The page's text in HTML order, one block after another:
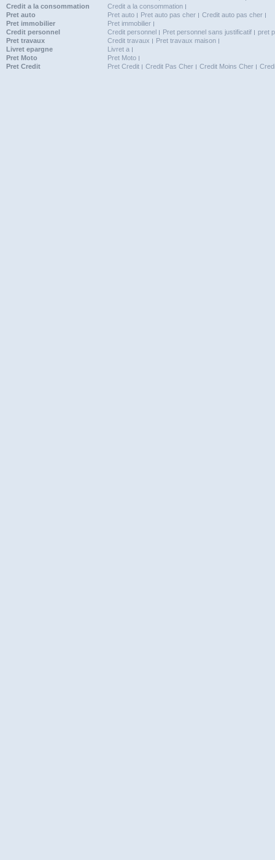
Credit a la consommation
Credit a la consommation
Pret auto
Pret auto Pret auto pas cher
Credit auto pas cher
Pret immobilier
Pret immobilier
Credit personnel
Credit personnel Pret personnel sans justificatif
pret
Pret travaux
Credit travaux
Pret travaux maison
Livret epargne
Livret a
Pret Moto
Pret Moto
Pret Credit
Pret Credit Credit Pas Cher Credit Moins Cher